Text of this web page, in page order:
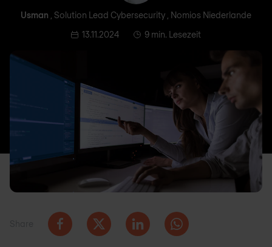
Usman , Solution Lead Cybersecurity , Nomios Niederlande
13.11.2024
9 min. Lesezeit